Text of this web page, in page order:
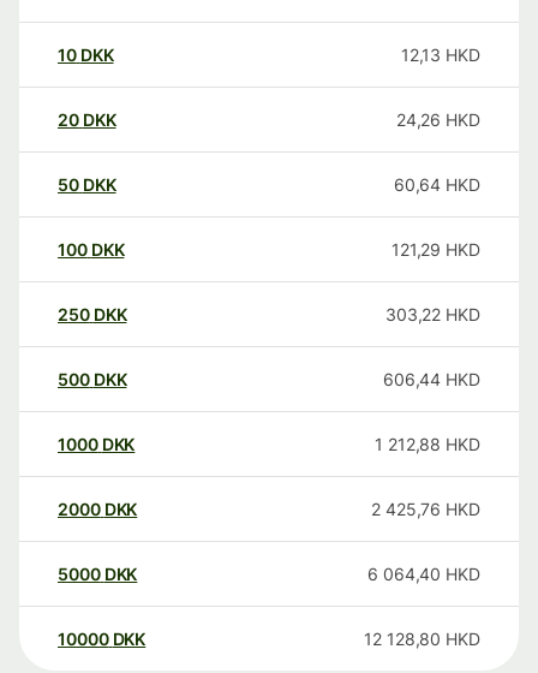
10 DKK 12,13 HKD
20 DKK 24,26 HKD
50 DKK 60,64 HKD
100 DKK 121,29 HKD
250 DKK 303,22 HKD
500 DKK 606,44 HKD
1000 DKK 1 212,88 HKD
2000 DKK 2 425,76 HKD
5000 DKK 6 064,40 HKD
10000 DKK 12 128,80 HKD